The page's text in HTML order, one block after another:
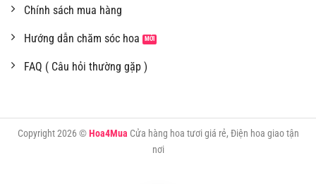
Chính sách mua hàng
Hướng dẫn chăm sóc hoa
FAQ ( Câu hỏi thường gặp )
Copyright 2026 ©Hoa4Mua Cửa hàng hoa tươi giá rẻ, Điện hoa giao tận
nơi